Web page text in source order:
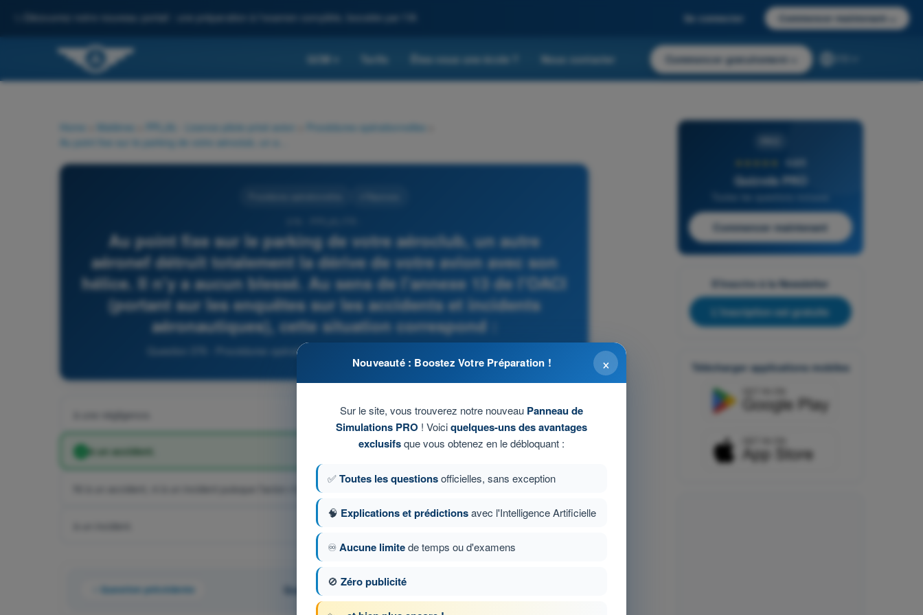
Découvrez notre nouveau portail : une préparation à l'examen complète, boostée par l'IA Se connecter Commencer maintenant
QCM Tarifs Êtes-vous une école ? Nous contacter Commencer gratuitement
Home Matières PPL(A) - Licence pilote privé avion Procédures opérationnelles
Au point fixe sur le parking de votre aéroclub, un autre
aéronef détruit totalement la dérive de votre avion avec son
hélice. Il n'y a aucun blessé. Au sens de l'annexe 13 de l'OACI
(portant sur les enquêtes sur les accidents et incidents
aéronautiques), cette situation correspond :
Question 376 - Procédures opérationnelles - PPL(A) - Licence pilote privé avion
à une négligence.
à un accident.
Ni à un accident, ni à un incident puisque l'avion n'avait pas commencé à se déplacer.
à un incident.
Question précédente Question 41 sur 82
4,6/5
Quizvds PRO
Commencer maintenant
S'inscrire à la Newsletter
L'inscription est gratuite
Télécharger applications mobiles
×
Nouveauté : Boostez Votre Préparation !
Sur le site, vous trouverez notre nouveau Panneau de
Simulations PRO ! Voiciquelques-uns des avantages
exclusifsque vous obtenez en le débloquant :
✅Toutes les questionsofficielles, sans exception
🧠 Explications et prédictionsavec l'Intelligence Artificielle
♾️Aucune limitede temps ou d'examens
🚫 Zéro publicité